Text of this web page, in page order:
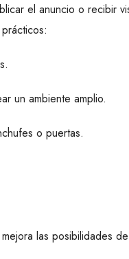
el anuncio o recibir
un ambiente amplio.
o puertas.
las posibilidades